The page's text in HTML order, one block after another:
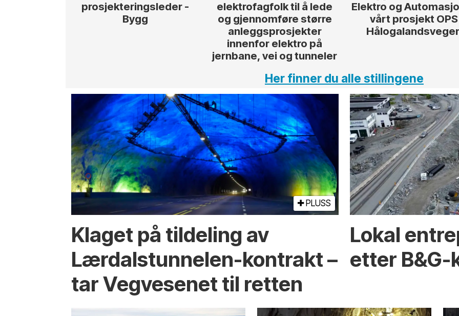
prosjekteringsleder -
Bygg
elektrofagfolk til å lede
og gjennomføre større
anleggsprosjekter
innenfor elektro på
jernbane, vei og tunneler
Elektro og
vårt prosjekt OPS
Her finner du alle stillingene
PLUSS
Klaget på tildeling av
Lærdalstunnelen-kontrakt –
tar Vegvesenet til retten
Lokal
etter B&G-